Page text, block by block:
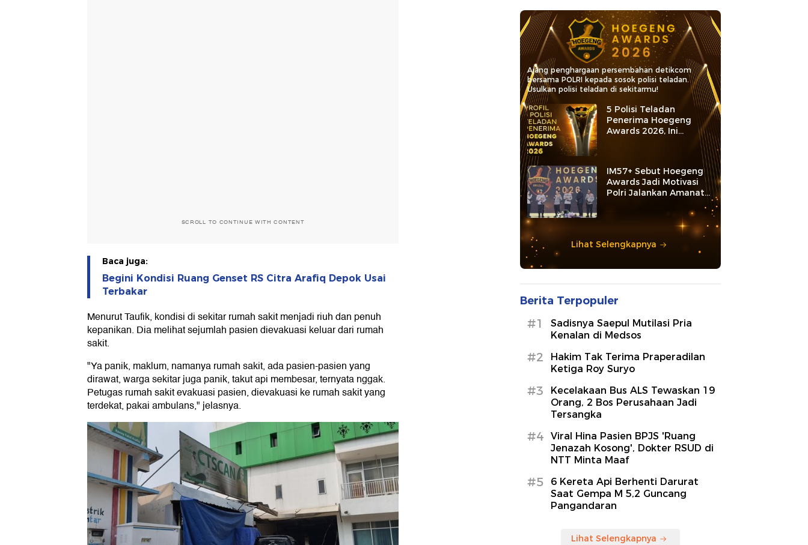
SCROLL TO CONTINUE WITH CONTENT
Baca juga:
Begini Kondisi Ruang Genset RS Citra Arafiq Depok Usai
Terbakar
Menurut Taufik, kondisi di sekitar rumah sakit menjadi riuh dan penuh
kepanikan. Dia melihat sejumlah pasien dievakuasi keluar dari rumah
sakit.
"Ya panik, maklum, namanya rumah sakit, ada pasien-pasien yang
dirawat, warga sekitar juga panik, takut api membesar, ternyata nggak.
Petugas rumah sakit evakuasi pasien, dievakuasi ke rumah sakit yang
terdekat, pakai ambulans," jelasnya.
Ajang penghargaan persembahan detikcom
bersama POLRI kepada sosok polisi teladan.
Usulkan polisi teladan di sekitarmu!
5 Polisi Teladan
Penerima Hoegeng
Awards 2026, Ini
Kategori dan Kiprahnya
IM57+ Sebut Hoegeng
Awards Jadi Motivasi
Polri Jalankan Amanat
Lihat Selengkapnya
Berita Terpopuler
#1
Sadisnya Saepul Mutilasi Pria
Kenalan di Medsos
#2
Hakim Tak Terima Praperadilan
Ketiga Roy Suryo
#3
Kecelakaan Bus ALS Tewaskan 19
Orang, 2 Bos Perusahaan Jadi
Tersangka
#4
Viral Hina Pasien BPJS 'Ruang
Jenazah Kosong', Dokter RSUD di
NTT Minta Maaf
#5
6 Kereta Api Berhenti Darurat
Saat Gempa M 5,2 Guncang
Pangandaran
Lihat Selengkapnya